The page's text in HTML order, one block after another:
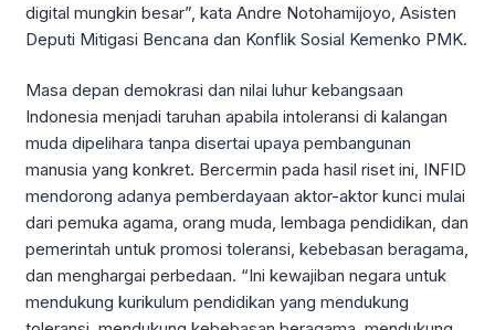
digital mungkin besar”, kata Andre Notohamijoyo, Asisten
Deputi Mitigasi Bencana dan Konflik Sosial Kemenko PMK.
Masa depan demokrasi dan nilai luhur kebangsaan
Indonesia menjadi taruhan apabila intoleransi di kalangan
muda dipelihara tanpa disertai upaya pembangunan
manusia yang konkret. Bercermin pada hasil riset ini, INFID
mendorong adanya pemberdayaan aktor-aktor kunci mulai
dari pemuka agama, orang muda, lembaga pendidikan, dan
pemerintah untuk promosi toleransi, kebebasan beragama,
dan menghargai perbedaan. “Ini kewajiban negara untuk
mendukung kurikulum pendidikan yang mendukung